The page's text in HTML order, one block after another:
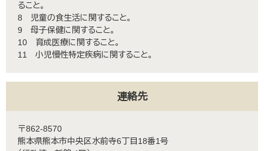
ること。
8 児童の食生活に関すること。
9 母子保健に関すること。
10 育成医療に関すること。
11 小児慢性特定疾病に関すること。
連絡先
〒862-8570
熊本県熊本市中央区水前寺6丁目18番1号